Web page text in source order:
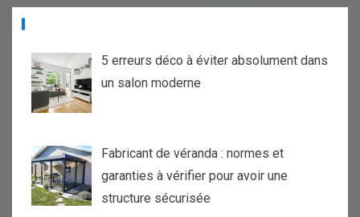
5 erreurs déco à éviter absolument dans
un salon moderne
Fabricant de véranda : normes et
garanties à vérifier pour avoir une
structure sécurisée